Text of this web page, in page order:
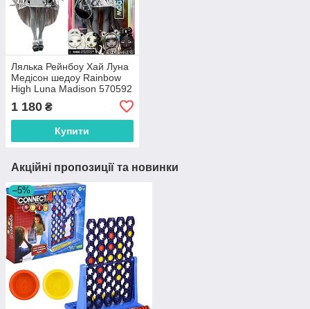
Лялька Рейнбоу Хай Луна
Медісон шедоу Rainbow
High Luna Madison 570592
1 180 ₴
Купити
Акційні пропозиції та новинки
–5%